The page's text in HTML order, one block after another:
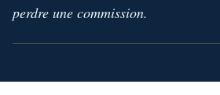
perdre une commission.